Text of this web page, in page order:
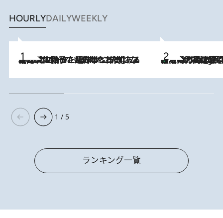
HOURLYDAILYWEEKLY
2026.8.5
【阿川佐和子さんの年とる力】なぜ70代で始めた趣味は“こんなに楽しい”のか？ ピアノ、俳句…スランプに陥っても続けられる“ある秘訣”とは 2 Hours Ago
「湘南乃風に憧れて」観客大盛上がりの“タオル回し”に、ラッパー顔負けの高速歌唱まで…さだまさし（74）のアグレッシブすぎる現在地
1 / 5
ランキング一覧